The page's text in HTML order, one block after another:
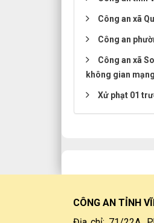
Công an xã
Công an
Công an xã
không gian mạng
Xử phạt 01
CÔNG AN TỈNH